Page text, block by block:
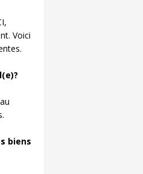
Voici
biens